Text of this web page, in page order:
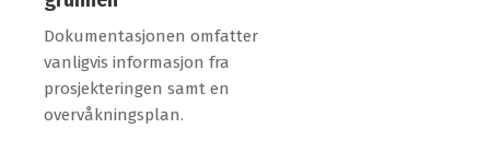
Dokumentasjonen omfatter
vanligvis informasjon fra
prosjekteringen samt en
overvåkningsplan.